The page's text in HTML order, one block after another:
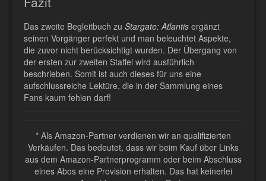
Das zweite Begleitbuch zu Stargate: Atlantis ergänzt
seinen Vorgänger perfekt und man beleuchtet Aspekte,
die zuvor nicht berücksichtigt wurden. Der Übergang von
der ersten zur zweiten Staffel wird ausführlich
beschrieben. Somit ist auch dieses für uns eine
aufschlussreiche Lektüre, die in der Sammlung eines
Fans kaum fehlen darf!
* Als Amazon-Partner verdienen wir an qualifizierten
Verkäufen. Das bedeutet, dass wir beim Kauf über Links
aus dem Amazon-Partnerprogramm oder beim Abschluss
eines Abos eine Provision erhalten. Das hat keinerlei